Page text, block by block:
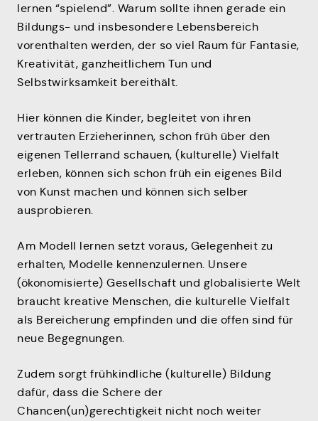
lernen “spielend”. Warum sollte ihnen gerade ein
Bildungs- und insbesondere Lebensbereich
vorenthalten werden, der so viel Raum für Fantasie,
Kreativität, ganzheitlichem Tun und
Selbstwirksamkeit bereithält.
Hier können die Kinder, begleitet von ihren
vertrauten Erzieherinnen, schon früh über den
eigenen Tellerrand schauen, (kulturelle) Vielfalt
erleben, können sich schon früh ein eigenes Bild
von Kunst machen und können sich selber
ausprobieren.
Am Modell lernen setzt voraus, Gelegenheit zu
erhalten, Modelle kennenzulernen. Unsere
(ökonomisierte) Gesellschaft und globalisierte Welt
braucht kreative Menschen, die kulturelle Vielfalt
als Bereicherung empfinden und die offen sind für
neue Begegnungen.
Zudem sorgt frühkindliche (kulturelle) Bildung
dafür, dass die Schere der
Chancen(un)gerechtigkeit nicht noch weiter